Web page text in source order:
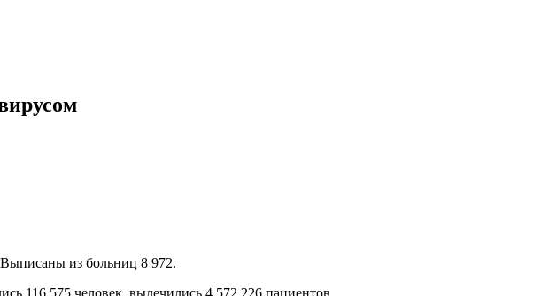
из больниц 8 972.
116 575 человек, вылечились 4 572 226 пациентов.